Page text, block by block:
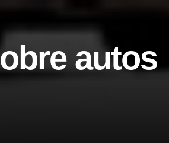
autos